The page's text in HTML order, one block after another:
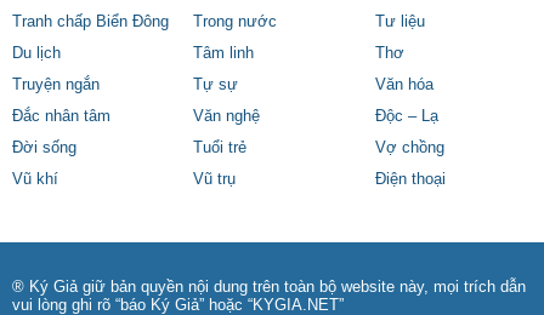
Tranh chấp Biển Đông
Trong nước
Tư liệu
Du lịch
Tâm linh
Thơ
Truyện ngắn
Tự sự
Văn hóa
Đắc nhân tâm
Văn nghệ
Độc – Lạ
Đời sống
Tuổi trẻ
Vợ chồng
Vũ khí
Vũ trụ Điện thoại
® Ký Giả giữ bản quyền nội dung trên toàn bộ website này, mọi trích dẫn
vui lòng ghi rõ “báo Ký Giả” hoặc “KYGIA.NET”